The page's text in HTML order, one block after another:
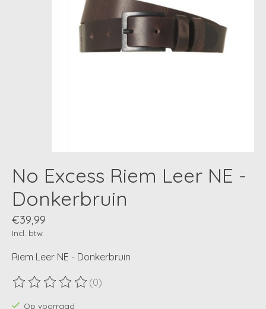
No Excess Riem Leer NE -
Donkerbruin
€39,99
Incl. btw
Riem Leer NE - Donkerbruin
De beoordeling van dit product is
(0)
Op voorraad